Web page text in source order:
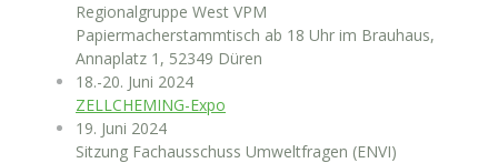
Regionalgruppe West VPM
Papiermacherstammtisch ab 18 Uhr im Brauhaus,
Annaplatz 1, 52349 Düren
18.-20. Juni 2024
ZELLCHEMING-Expo
19. Juni 2024
Sitzung Fachausschuss Umweltfragen (ENVI)